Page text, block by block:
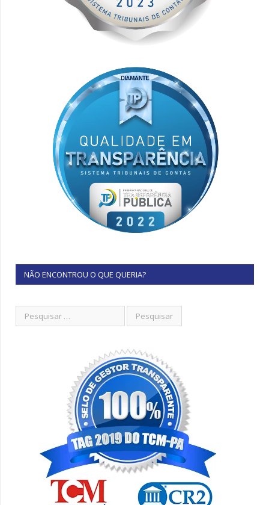
NÃO ENCONTROU O QUE QUERIA?